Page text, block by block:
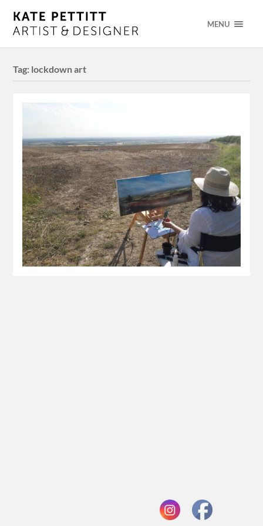
MENU
Tag: lockdown art